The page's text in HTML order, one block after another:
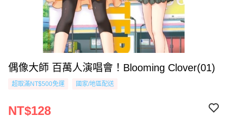
偶像大師 百萬人演唱會！Blooming Clover(01)
超取滿NT$500免運 國家/地區配送
NT$128